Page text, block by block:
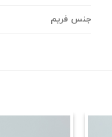
جنس فریم